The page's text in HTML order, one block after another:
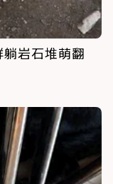
岩石堆萌翻